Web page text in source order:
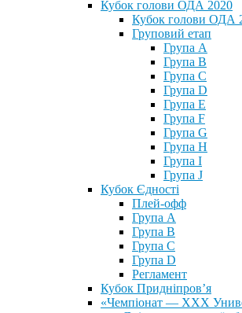
Кубок голови ОДА 2020
Кубок голови ОДА
Груповий етап
Група A
Група B
Група C
Група D
Група E
Група F
Група G
Група H
Група I
Група J
Кубок Єдності
Плей-офф
Група А
Група В
Група С
Група D
Регламент
Кубок Придніпров’я
«Чемпіонат — ХХХ